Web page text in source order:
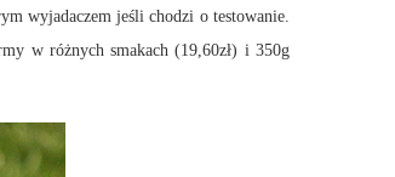
wyjadaczem jeśli chodzi o testowanie.
w różnych smakach (19,60zł) i 350g